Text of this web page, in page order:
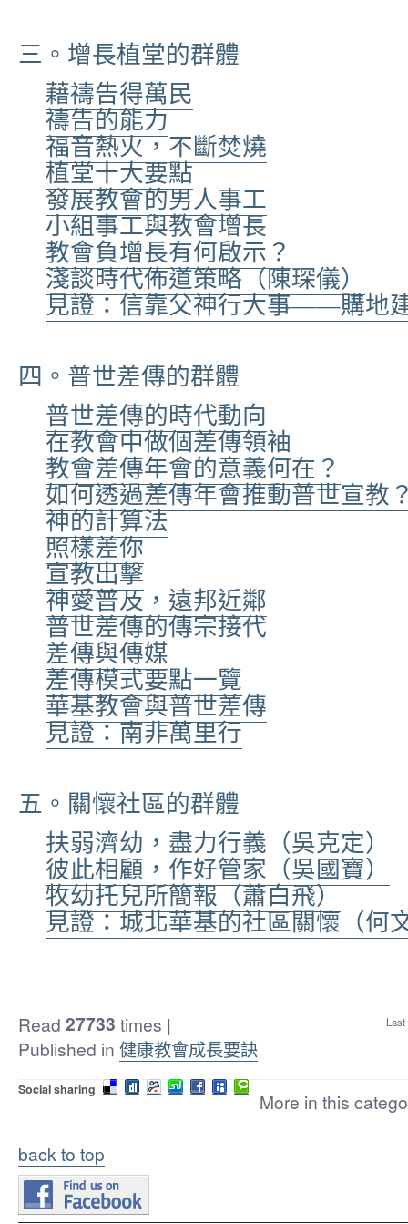
三。增長植堂的群體
藉禱告得萬民
禱告的能力
福音熱火，不斷焚燒
植堂十大要點
發展教會的男人事工
小組事工與教會增長
教會負增長有何啟示？
淺談時代佈道策略（陳琛儀）
見證：信靠父神行大事——購地
四。普世差傳的群體
普世差傳的時代動向
在教會中做個差傳領袖
教會差傳年會的意義何在？
如何透過差傳年會推動普世宣教
神的計算法
照樣差你
宣教出擊
神愛普及，遠邦近鄰
普世差傳的傳宗接代
差傳與傳媒
差傳模式要點一覽
華基教會與普世差傳
見證：南非萬里行
五。關懷社區的群體
扶弱濟幼，盡力行義（吳克定）
彼此相顧，作好管家（吳國寶）
牧幼托兒所簡報（蕭白飛）
見證：城北華基的社區關懷（何
Read 27733 times |
Published in 健康教會成長要訣
Social sharing More in this
back to top